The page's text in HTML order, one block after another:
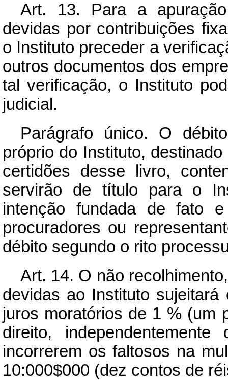
Art. 13. Para a
devidas por contribuições
o Instituto preceder a
outros documentos dos
tal verificação, o Instituto
judicial.
Parágrafo único. O
próprio do Instituto,
certidões desse livro,
servirão de título para o
intenção fundada de fato
procuradores ou
débito segundo o rito
Art. 14. O não
devidas ao Instituto
juros moratórios de 1 % (um
direito,
incorrerem os faltosos na
10:000$000 (dez contos de